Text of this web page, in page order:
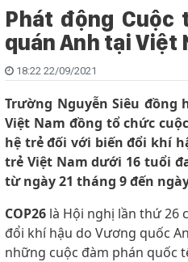
Phát động Cuộc
quán Anh tại Việt
18:22 22/09/2021
Trường Nguyễn Siêu
Việt Nam đồng tổ chức
hệ trẻ đối với biến đổi khí
trẻ Việt Nam dưới 16 tuổi
từ ngày 21 tháng 9 đến
COP26 là Hội nghị lần thứ 26
đổi khí hậu do Vương quốc
những cuộc đàm phán quốc